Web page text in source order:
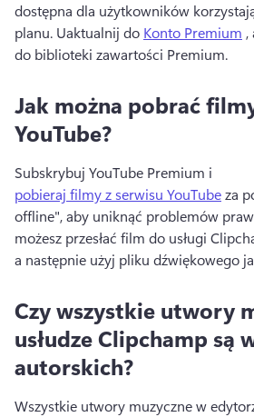
dostępna dla użytkowników
planu. Uaktualnij do Konto Premium ,
do biblioteki zawartości Premium.
Jak można pobrać
YouTube?
Subskrybuj YouTube Premium i
pobieraj filmy z serwisu YouTube za
offline", aby uniknąć problemów
możesz przesłać film do usługi
a następnie użyj pliku dźwiękowego
Czy wszystkie utwory
usłudze Clipchamp są
autorskich?
Wszystkie utwory muzyczne w